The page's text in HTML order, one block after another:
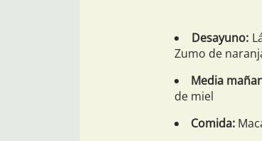
Desayuno:
Zumo de
Media
de miel
Comida: